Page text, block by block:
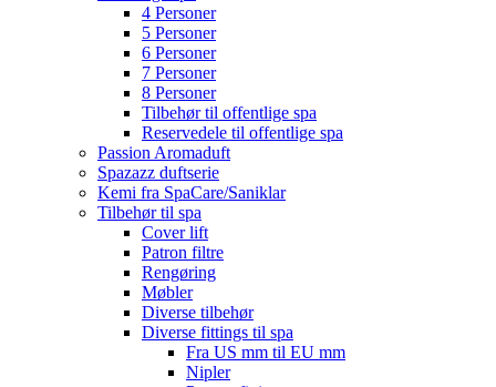
4 Personer
5 Personer
6 Personer
7 Personer
8 Personer
Tilbehør til offentlige spa
Reservedele til offentlige spa
Passion Aromaduft
Spazazz duftserie
Kemi fra SpaCare/Saniklar
Tilbehør til spa
Cover lift
Patron filtre
Rengøring
Møbler
Diverse tilbehør
Diverse fittings til spa
Fra US mm til EU mm
Nipler